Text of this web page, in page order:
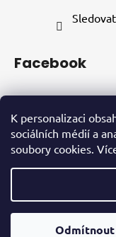
K personalizaci
sociálních médií a
soubory cookies.
Odmítnout
Facebook
Copyright 2026